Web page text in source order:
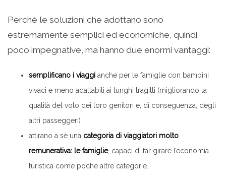
Perchè le soluzioni che adottano sono
estremamente semplici ed economiche, quindi
poco impegnative, ma hanno due enormi vantaggi:
semplificano i viaggi anche per le famiglie con bambini
vivaci e meno adattabili ai lunghi tragitti (migliorando la
qualità del volo dei loro genitori e, di conseguenza, degli
altri passeggeri)
attirano a sè una categoria di viaggiatori molto
remunerativa: le famiglie, capaci di far girare l’economia
turistica come poche altre categorie.